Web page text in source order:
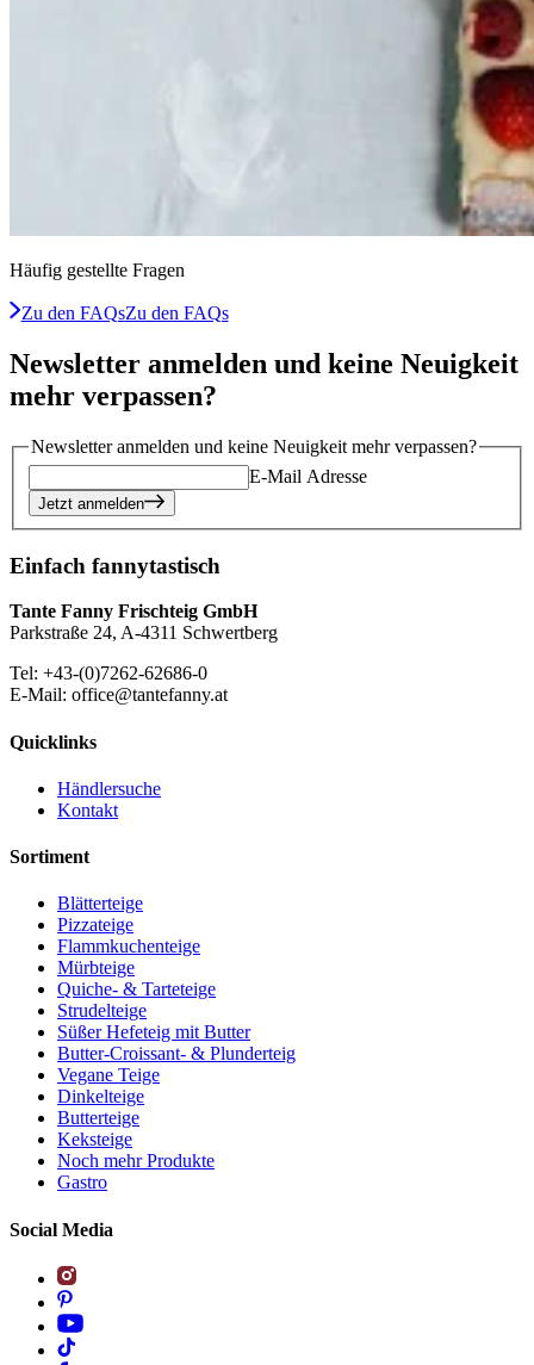
Häufig gestellte Fragen
Zu den FAQsZu den FAQs
Newsletter anmelden und keine Neuigkeit
mehr verpassen?
Newsletter anmelden und keine Neuigkeit mehr verpassen?
E-Mail Adresse
Jetzt anmelden
Einfach fannytastisch
Tante Fanny Frischteig GmbH
Parkstraße 24, A-4311 Schwertberg
Tel: +43-(0)7262-62686-0
E-Mail: office@tantefanny.at
Quicklinks
Händlersuche
Kontakt
Sortiment
Blätterteige
Pizzateige
Flammkuchenteige
Mürbteige
Quiche- & Tarteteige
Strudelteige
Süßer Hefeteig mit Butter
Butter-Croissant- & Plunderteig
Vegane Teige
Dinkelteige
Butterteige
Keksteige
Noch mehr Produkte
Gastro
Social Media